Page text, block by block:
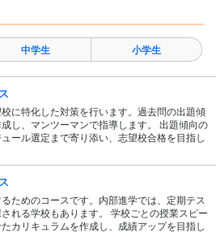
中学生 小学生
に特化した対策を行います。過去問の出題傾
し、マンツーマンで指導します。 出題傾向の
ール選定まで寄り添い、志望校合格を目指し
ためのコースです。内部進学では、定期テス
れる学校もあります。 学校ごとの授業スピー
カリキュラムを作成し、成績アップを目指し